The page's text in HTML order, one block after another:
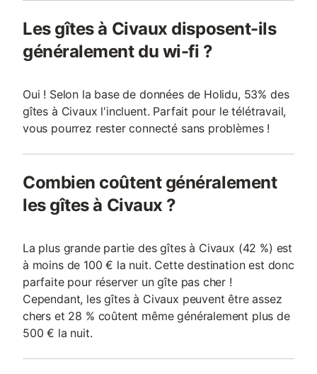
Les gîtes à Civaux disposent-ils
généralement du wi-fi ?
Oui ! Selon la base de données de Holidu, 53% des
gîtes à Civaux l'incluent. Parfait pour le télétravail,
vous pourrez rester connecté sans problèmes !
Combien coûtent généralement
les gîtes à Civaux ?
La plus grande partie des gîtes à Civaux (42 %) est
à moins de 100 € la nuit. Cette destination est donc
parfaite pour réserver un gîte pas cher !
Cependant, les gîtes à Civaux peuvent être assez
chers et 28 % coûtent même généralement plus de
500 € la nuit.